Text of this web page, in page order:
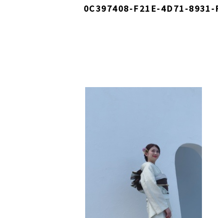
0C397408-F21E-4D71-8931-